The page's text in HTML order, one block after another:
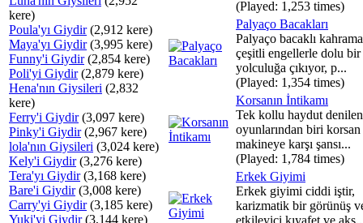
kere)
Poula'yı Giydir(2,912 kere)
Maya'yı Giydir(3,995 kere)
Funny'i Giydir(2,854 kere)
Poli'yi Giydir(2,879 kere)
Hena'nın Giysileri (2,832
kere)
Ferry'i Giydir(3,097 kere)
Pinky'i Giydir(2,967 kere)
lola'nın Giysileri (3,024 kere)
Kely'i Giydir(3,276 kere)
Tera'yı Giydir(3,168 kere)
Bare'i Giydir(3,008 kere)
Carry'yi Giydir(3,185 kere)
Yuki'yi Giydir(3,144 kere)
(Played: 1,253 times)
Palyaço Bacakları
Palyaço bacaklı
çeşitli engellerle dolu bir
yolculuğa çıkıyor, p...
(Played: 1,354 times)
Korsanın İntikamı
Tek kollu haydut
oyunlarından biri korsan
makineye karşı şansı...
(Played: 1,784 times)
Erkek Giyimi
Erkek giyimi ciddi iştir,
karizmatik bir görünüş
etkileyici kıyafet ve